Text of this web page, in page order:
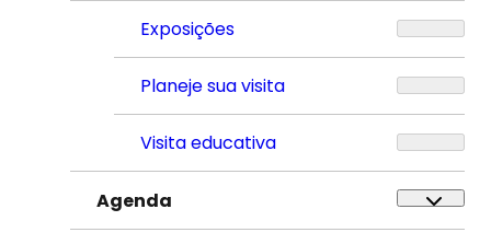
Exposições
Planeje sua visita
Visita educativa
Agenda